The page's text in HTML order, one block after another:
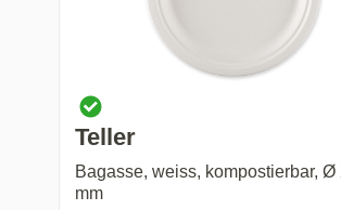
Teller
Bagasse, weiss, kompostierbar, Ø
mm